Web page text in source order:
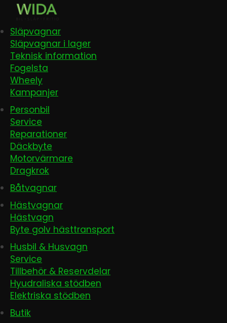
Släpvagnar
Släpvagnar i lager
Teknisk information
Fogelsta
Wheely
Kampanjer
Personbil
Service
Reparationer
Däckbyte
Motorvärmare
Dragkrok
Båtvagnar
Hästvagnar
Hästvagn
Byte golv hästtransport
Husbil & Husvagn
Service
Tillbehör & Reservdelar
Hyudraliska stödben
Elektriska stödben
Butik